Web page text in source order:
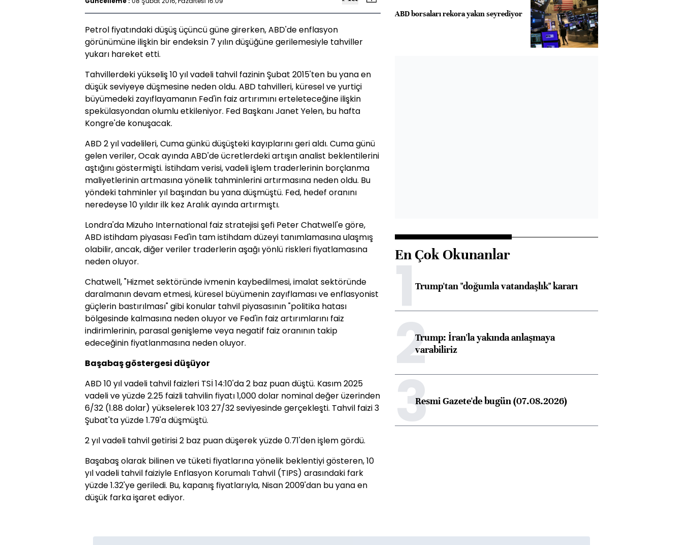
Petrol fiyatındaki düşüş üçüncü güne girerken, ABD'de enflasyon
görünümüne ilişkin bir endeksin 7 yılın düşüğüne gerilemesiyle tahviller
yukarı hareket etti.
Tahvillerdeki yükseliş 10 yıl vadeli tahvil fazinin Şubat 2015'ten bu yana en
düşük seviyeye düşmesine neden oldu. ABD tahvilleri, küresel ve yurtiçi
büyümedeki zayıflayamanın Fed'in faiz artırımını erteleteceğine ilişkin
spekülasyondan olumlu etkileniyor. Fed Başkanı Janet Yelen, bu hafta
Kongre'de konuşacak.
ABD 2 yıl vadelileri, Cuma günkü düşüşteki kayıplarını geri aldı. Cuma günü
gelen veriler, Ocak ayında ABD'de ücretlerdeki artışın analist beklentilerini
aştığını göstermişti. İstihdam verisi, vadeli işlem traderlerinin borçlanma
maliyetlerinin artmasına yönelik tahminlerini artırmasına neden oldu. Bu
yöndeki tahminler yıl başından bu yana düşmüştü. Fed, hedef oranını
neredeyse 10 yıldır ilk kez Aralık ayında artırmıştı.
Londra'da Mizuho International faiz stratejisi şefi Peter Chatwell'e göre,
ABD istihdam piyasası Fed'in tam istihdam düzeyi tanımlamasına ulaşmış
olabilir, ancak, diğer veriler traderlerin aşağı yönlü riskleri fiyatlamasına
neden oluyor.
Chatwell, "Hizmet sektöründe ivmenin kaybedilmesi, imalat sektöründe
daralmanın devam etmesi, küresel büyümenin zayıflaması ve enflasyonist
güçlerin bastırılması" gibi konular tahvil piyasasının "politika hatası
bölgesinde kalmasına neden oluyor ve Fed'in faiz artırımlarını faiz
indirimlerinin, parasal genişleme veya negatif faiz oranının takip
edeceğinin fiyatlanmasına neden oluyor.
Başabaş göstergesi düşüyor
ABD 10 yıl vadeli tahvil faizleri TSİ 14:10'da 2 baz puan düştü. Kasım 2025
vadeli ve yüzde 2.25 faizli tahvilin fiyatı 1,000 dolar nominal değer üzerinden
6/32 (1.88 dolar) yükselerek 103 27/32 seviyesinde gerçekleşti. Tahvil faizi 3
Şubat'ta yüzde 1.79'a düşmüştü.
2 yıl vadeli tahvil getirisi 2 baz puan düşerek yüzde 0.71'den işlem gördü.
Başabaş olarak bilinen ve tüketi fiyatlarına yönelik beklentiyi gösteren, 10
yıl vadeli tahvil faiziyle Enflasyon Korumalı Tahvil (TIPS) arasındaki fark
yüzde 1.32'ye geriledi. Bu, kapanış fiyatlarıyla, Nisan 2009'dan bu yana en
düşük farka işaret ediyor.
ABD borsaları rekora yakın seyrediyor
En Çok Okunanlar
1Trump'tan "doğumla vatandaşlık" kararı
2Trump: İran'la yakında anlaşmaya
varabiliriz
3Resmi Gazete'de bugün (07.08.2026)